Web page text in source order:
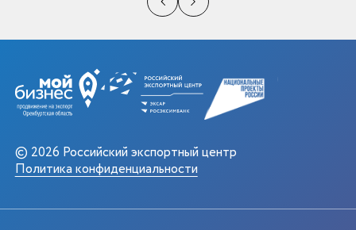
© 2026 Российский экспортный центр
Политика конфиденциальности